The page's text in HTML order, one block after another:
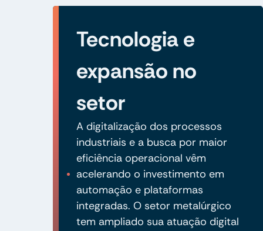
Tecnologia e
expansão no
setor
A digitalização dos processos
industriais e a busca por maior
eficiência operacional vêm
acelerando o investimento em
automação e plataformas
integradas. O setor metalúrgico
tem ampliado sua atuação digital